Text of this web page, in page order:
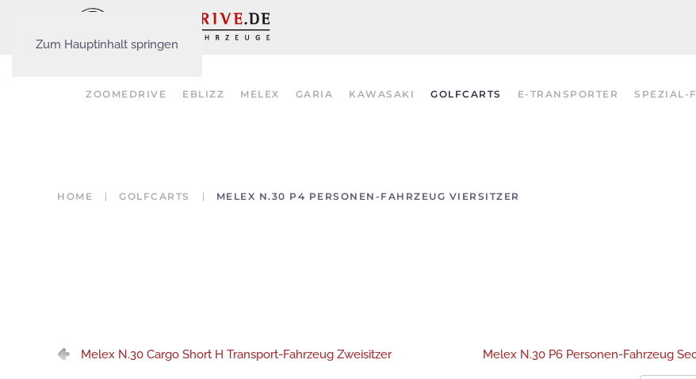
Zum Hauptinhalt springen
ZOOMEDRIVE EBLIZZ MELEX GARIA KAWASAKI GOLFCARTS E-TRANSPORTER SPEZIAL-
HOME GOLFCARTS MELEX N.30 P4 PERSONEN-FAHRZEUG VIERSITZER
Melex N.30 Cargo Short H Transport-Fahrzeug Zweisitzer Melex N.30 P6 Personen-Fahrzeug